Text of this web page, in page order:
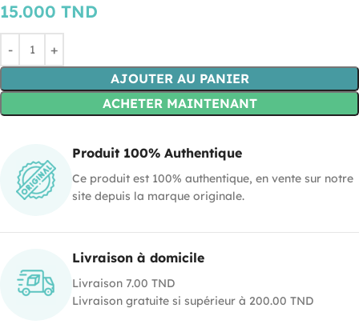
15.000 TND
AJOUTER AU PANIER
ACHETER MAINTENANT
Produit 100% Authentique
Ce produit est 100% authentique, en vente sur notre
site depuis la marque originale.
Livraison à domicile
Livraison 7.00 TND
Livraison gratuite si supérieur à 200.00 TND